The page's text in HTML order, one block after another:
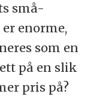
små-
enorme,
som en
på en slik
pris på?